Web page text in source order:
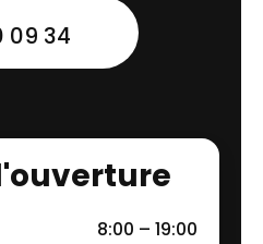
09 34
8:00 – 19:00